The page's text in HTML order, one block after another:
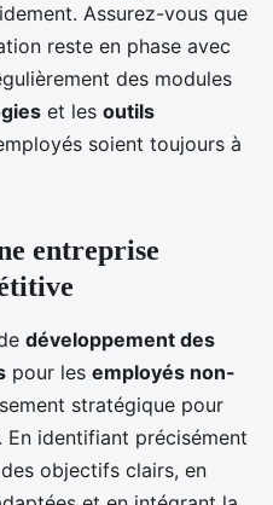
Assurez-vous que
reste en phase avec
des modules
et les outils
soient toujours à
entreprise
développement des
pour les employés non-
stratégique pour
En identifiant précisément
objectifs clairs, en